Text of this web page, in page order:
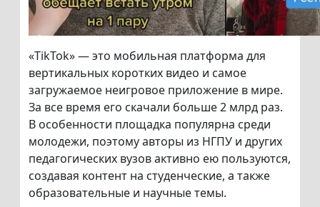
«TikTok» — это мобильная платформа для
вертикальных коротких видео и самое
загружаемое неигровое приложение в мире.
За все время его скачали больше 2 млрд раз.
В особенности площадка популярна среди
молодежи, поэтому авторы из НГПУ и других
педагогических вузов активно ею пользуются,
создавая контент на студенческие, а также
образовательные и научные темы.